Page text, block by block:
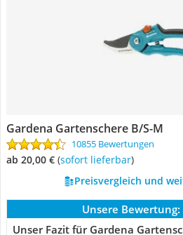
Gardena Gartenschere B/S-M
10855 Bewertungen
ab 20,00 € ( Sofort lieferbar)
Preisvergleich und
Unsere Bewertung:
Unser Fazit für Gardena